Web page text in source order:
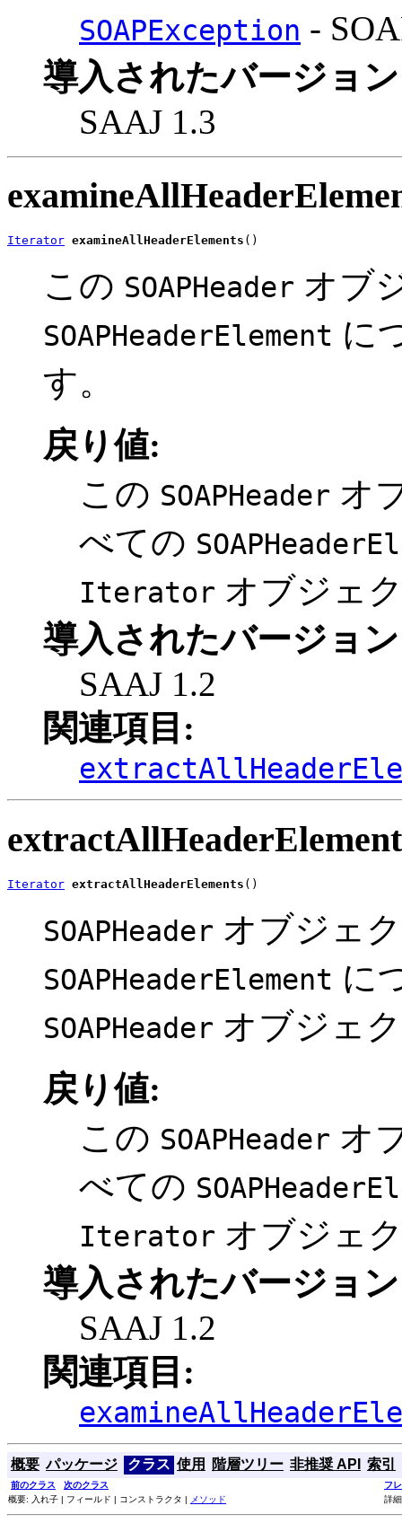
SOAPException -
導入されたバージョ
SAAJ 1.3
Iterator examineAllHeaderElements ()
この SOAPHeader オブ
SOAPHeaderElement に
す。
戻り値:
この SOAPHeader オ
べての
Iterator オブジェ
導入されたバージョ
SAAJ 1.2
関連項目:
Iterator extractAllHeaderElements ()
SOAPHeader オブジェ
SOAPHeaderElement に
SOAPHeader オブジェ
戻り値:
この SOAPHeader オ
べての
Iterator オブジェ
導入されたバージョ
SAAJ 1.2
関連項目:
概要 パッケージ クラス 使用 階層ツリー 非推奨 API 索引
前のクラス 次のクラス
フ
概要: 入れ子 | フィールド | コンストラクタ |
メソッド 詳